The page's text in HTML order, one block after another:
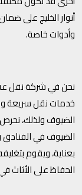
أنوار الخليج على
وأدوات خاصة.
نحن في شركة نقل
خدمات نقل سريعة
الضيوف ولذلك،
الضيوف في الفنادق
بعناية، ويقوم
الحفاظ على الأثاث